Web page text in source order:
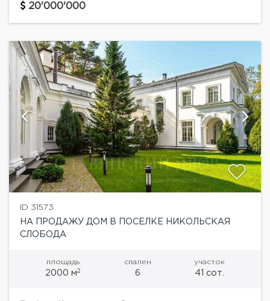
эксклюзивные материалы: для зоны бассейна и
20'000'000
ID 31573
НА ПРОДАЖУ ДОМ В ПОСЕЛКЕ НИКОЛЬСКАЯ
СЛОБОДА
площадь
2000 м2
спален
6
участок
41 сот.